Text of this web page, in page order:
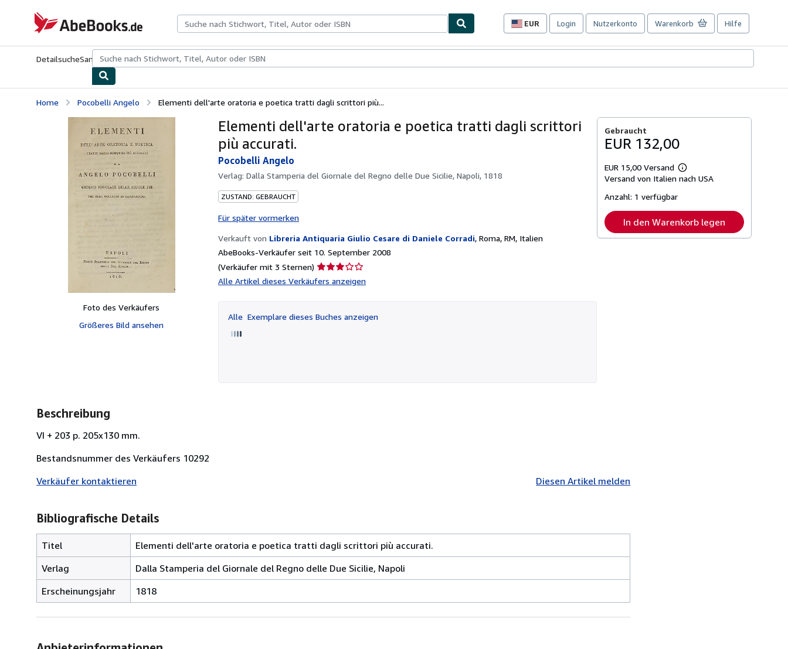
AbeBooks.de
EUR
Seite
Einkaufseinstellungen.
Login Nutzerkonto Warenkorb Hilfe
DetailsucheSammlungenAntiquarische BücherKunst & Sammlerstücke
Home Pocobelli Angelo Elementi dell'arte oratoria e poetica tratti dagli scrittori più...
Foto des Verkäufers
Größeres Bild ansehen
Elementi dell'arte oratoria e poetica tratti dagli scrittori
più accurati.
Pocobelli Angelo
Verlag: Dalla Stamperia del Giornale del Regno delle Due Sicilie, Napoli, 1818
ZUSTAND: GEBRAUCHT
Für später vormerken
Verkauft von Libreria Antiquaria Giulio Cesare di Daniele Corradi, Roma, RM, Italien
AbeBooks-Verkäufer seit 10. September 2008
(Verkäufer mit 3 Sternen) Verkäuferbewertung
3
Sternen
Alle Artikel dieses Verkäufers anzeigen
Alle Exemplare dieses Buches anzeigen
Gebraucht
EUR 132,00
EUR 15,00 Versand
Weitere
Informationen
Versand von Italien nach USA
Anzahl: 1 verfügbar
In den Warenkorb legen
Beschreibung
VI + 203 p. 205x130 mm.
Bestandsnummer des Verkäufers 10292
Verkäufer kontaktieren
Diesen Artikel melden
Bibliografische Details
Titel
Elementi dell'arte oratoria e poetica tratti dagli scrittori più accurati.
Verlag
Dalla Stamperia del Giornale del Regno delle Due Sicilie, Napoli
Erscheinungsjahr
1818